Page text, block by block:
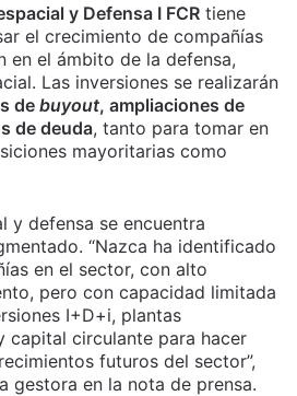
y Defensa I FCR tiene
el crecimiento de compañías
en el ámbito de la defensa,
Las inversiones se realizarán
debuyout, ampliaciones de
de deuda, tanto para tomar en
mayoritarias como
y defensa se encuentra
“Nazca ha identificado
en el sector, con alto
pero con capacidad limitada
I+D+i, plantas
capital circulante para hacer
futuros del sector”,
gestora en la nota de prensa.